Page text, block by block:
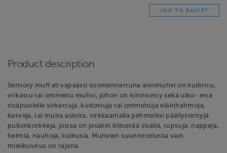
Product description
Sensory muff eli vapaasti suomennettuna aistimuhvi on kudottu,
virkattu tai ommeltu muhvi, johon on kiinnitetty sekä ulko- että
sisäpuolelle virkattuja, kudottuja tai ommeltuja eläinhahmoja,
kasveja, tai muita asioita, virkkaamalla pehmeiksi päällystettyjä
pullonkorkkeja, joissa on jotakin kilisevää sisällä, tupsuja, nappeja,
helmiä, nauhoja, kulkusia. Muhvien suunnittelussa vain
mielikuvitus on rajana.